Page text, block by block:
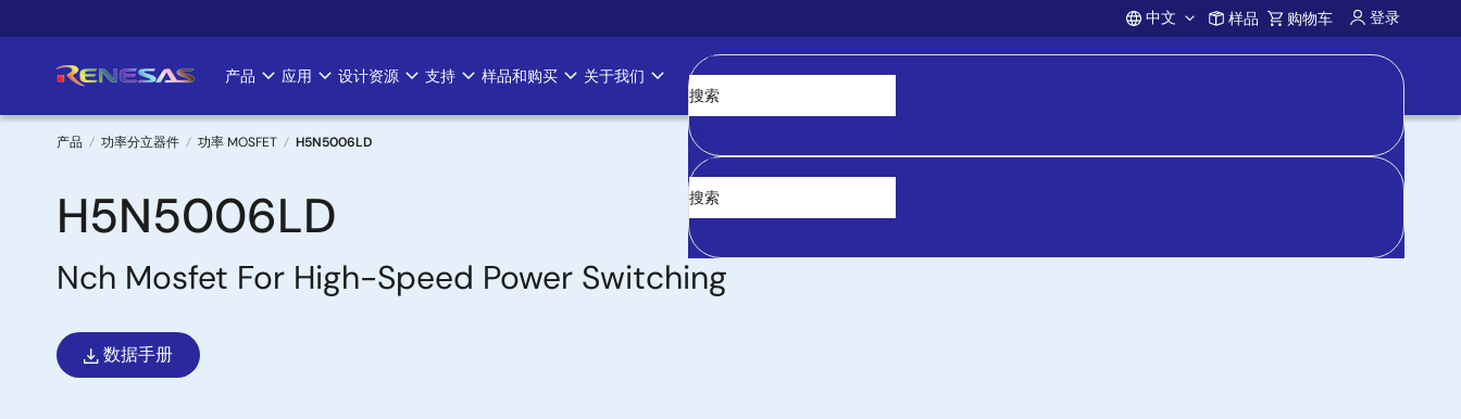
转
要
Account
中文 样品 购物车 登录
Main
navigation
产品 应用 设计资源 支持 样品和购买 关于我们
清空
面
包
屑
产品 功率分立器件 功率 MOSFET H5N5006LD
H5N5006LD
Nch Mosfet For High-Speed Power Switching
数据手册